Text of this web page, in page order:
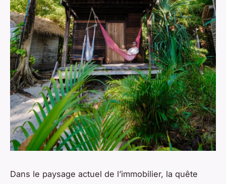
Dans le paysage actuel de l’immobilier, la quête